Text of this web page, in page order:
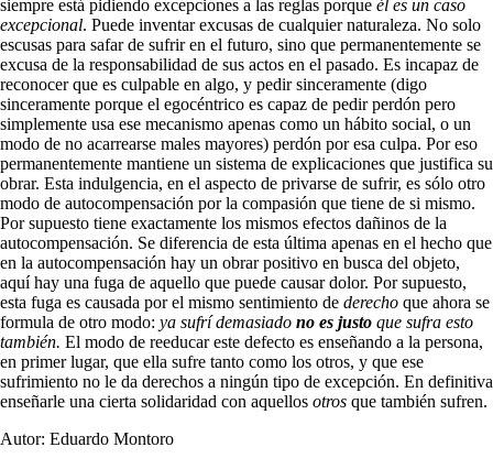
siempre está pidiendo excepciones a las reglas porque él es un caso
excepcional. Puede inventar excusas de cualquier naturaleza. No solo
escusas para safar de sufrir en el futuro, sino que permanentemente se
excusa de la responsabilidad de sus actos en el pasado. Es incapaz de
reconocer que es culpable en algo, y pedir sinceramente (digo
sinceramente porque el egocéntrico es capaz de pedir perdón pero
simplemente usa ese mecanismo apenas como un hábito social, o un
modo de no acarrearse males mayores) perdón por esa culpa. Por eso
permanentemente mantiene un sistema de explicaciones que justifica su
obrar. Esta indulgencia, en el aspecto de privarse de sufrir, es sólo otro
modo de autocompensación por la compasión que tiene de si mismo.
Por supuesto tiene exactamente los mismos efectos dañinos de la
autocompensación. Se diferencia de esta última apenas en el hecho que
en la autocompensación hay un obrar positivo en busca del objeto,
aquí hay una fuga de aquello que puede causar dolor. Por supuesto,
esta fuga es causada por el mismo sentimiento de derecho que ahora se
formula de otro modo: ya sufrí demasiado no es justo que sufra esto
también. El modo de reeducar este defecto es enseñando a la persona,
en primer lugar, que ella sufre tanto como los otros, y que ese
sufrimiento no le da derechos a ningún tipo de excepción. En definitiva
enseñarle una cierta solidaridad con aquellos otros que también sufren.
Autor: Eduardo Montoro